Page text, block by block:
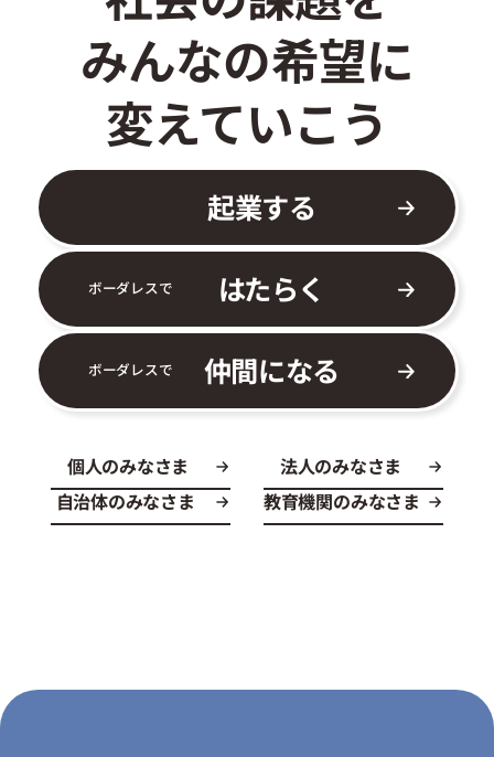
みんなの希望に
変えていこう
起業する
ボーダレスで はたらく
ボーダレスで 仲間になる
個人のみなさま
法人のみなさま
自治体のみなさま
教育機関のみなさま